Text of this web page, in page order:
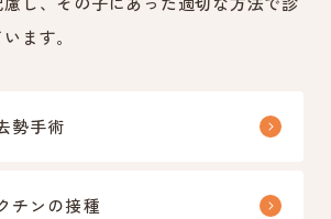
勢手術
チンの接種
ます。